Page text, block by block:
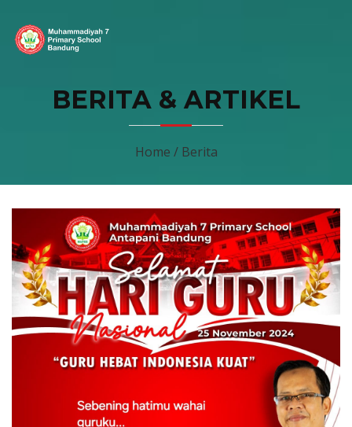
BERITA & ARTIKEL
Home / Berita